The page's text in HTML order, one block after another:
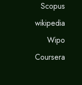
Scopus
wikipedia
Wipo
Coursera